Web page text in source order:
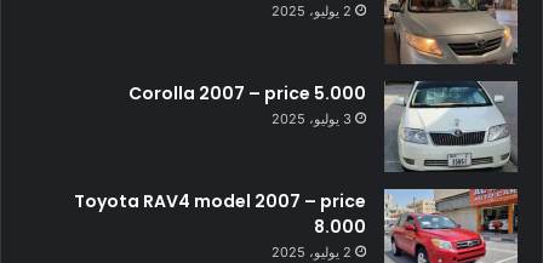
2 يوليو، 2025
Corolla 2007 – price 5.000
3 يوليو، 2025
Toyota RAV4 model 2007 – price
8.000
2 يوليو، 2025